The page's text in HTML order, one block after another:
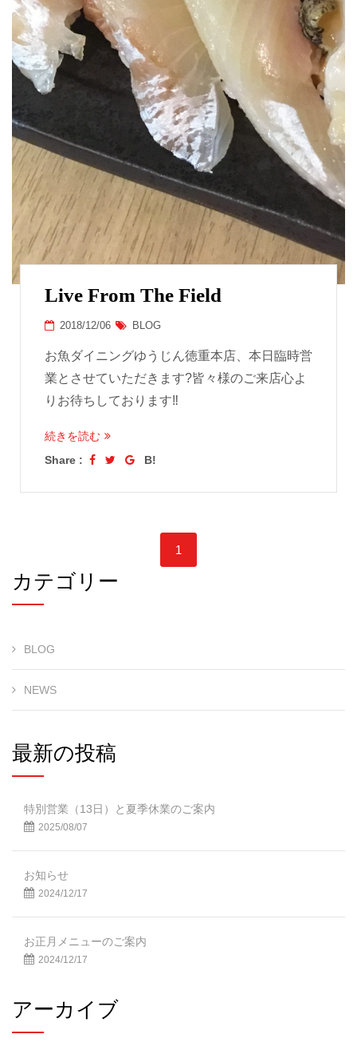
Live From The Field
2018/12/06 BLOG
お魚ダイニングゆうじん徳重本店、本日臨時営
業とさせていただきます?皆々様のご来店心よ
りお待ちしております‼️
続きを読む
Share :
B!
1
カテゴリー
BLOG
NEWS
最新の投稿
特別営業（13日）と夏季休業のご案内
2025/08/07
お知らせ
2024/12/17
お正月メニューのご案内
2024/12/17
アーカイブ